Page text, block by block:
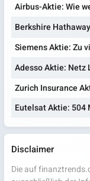
Airbus-Aktie: Wie
Berkshire
Siemens Aktie: Zu
Adesso Aktie:
Zurich Insurance
Eutelsat Aktie: 504
Disclaimer
Die auf